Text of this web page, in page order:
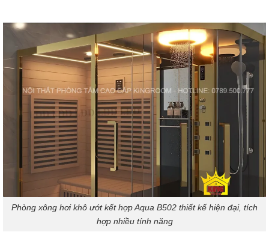
Phòng xông hơi khô ướt kết hợp Aqua B502 thiết kế hiện đại, tích
hợp nhiều tính năng